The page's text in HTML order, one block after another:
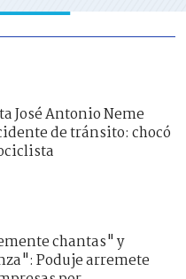
José Antonio Neme
de tránsito: chocó
chantas" y
Poduje arremete